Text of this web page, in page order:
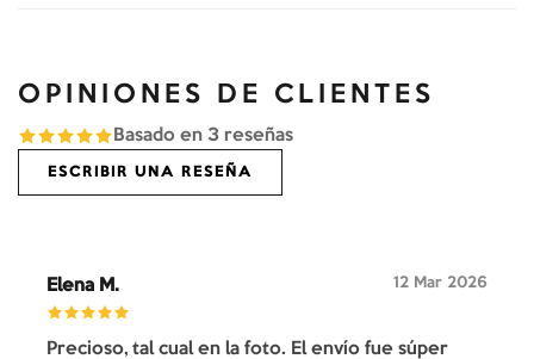
OPINIONES DE CLIENTES
Basado en 3 reseñas
ESCRIBIR UNA RESEÑA
Elena M. 12 Mar 2026
Precioso, tal cual en la foto. El envío fue súper